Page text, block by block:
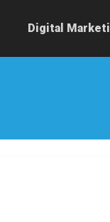
Digital